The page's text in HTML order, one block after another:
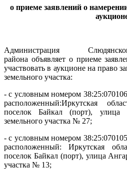
о приеме заявлений о
Администрация
района объявляет о приеме
участвовать в аукционе на право
земельного участка:
- с условным номером
расположенный:Иркутская
поселок Байкал (порт), улица
земельного участка № 27;
- с условным номером
расположенный: Иркутская
поселок Байкал (порт), улица
участка № 13;